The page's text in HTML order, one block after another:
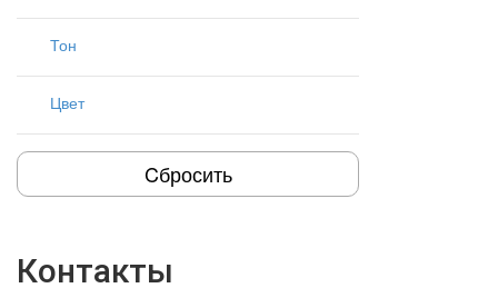
Тон
Цвет
Cбросить
Контакты